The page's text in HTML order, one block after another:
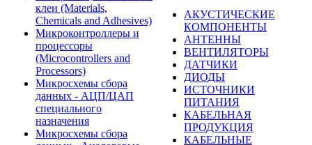
клеи (Materials,
Chemicals and Adhesives)
Микроконтроллеры и
процессоры
(Microcontrollers and
Processors)
Микросхемы сбора
данных - АЦП/ЦАП
специального
назначения
Микросхемы сбора
АКУСТИЧЕСКИЕ
КОМПОНЕНТЫ
АНТЕННЫ
ВЕНТИЛЯТОРЫ
ДАТЧИКИ
ДИОДЫ
ИСТОЧНИКИ
ПИТАНИЯ
КАБЕЛЬНАЯ
ПРОДУКЦИЯ
КАБЕЛЬНЫЕ